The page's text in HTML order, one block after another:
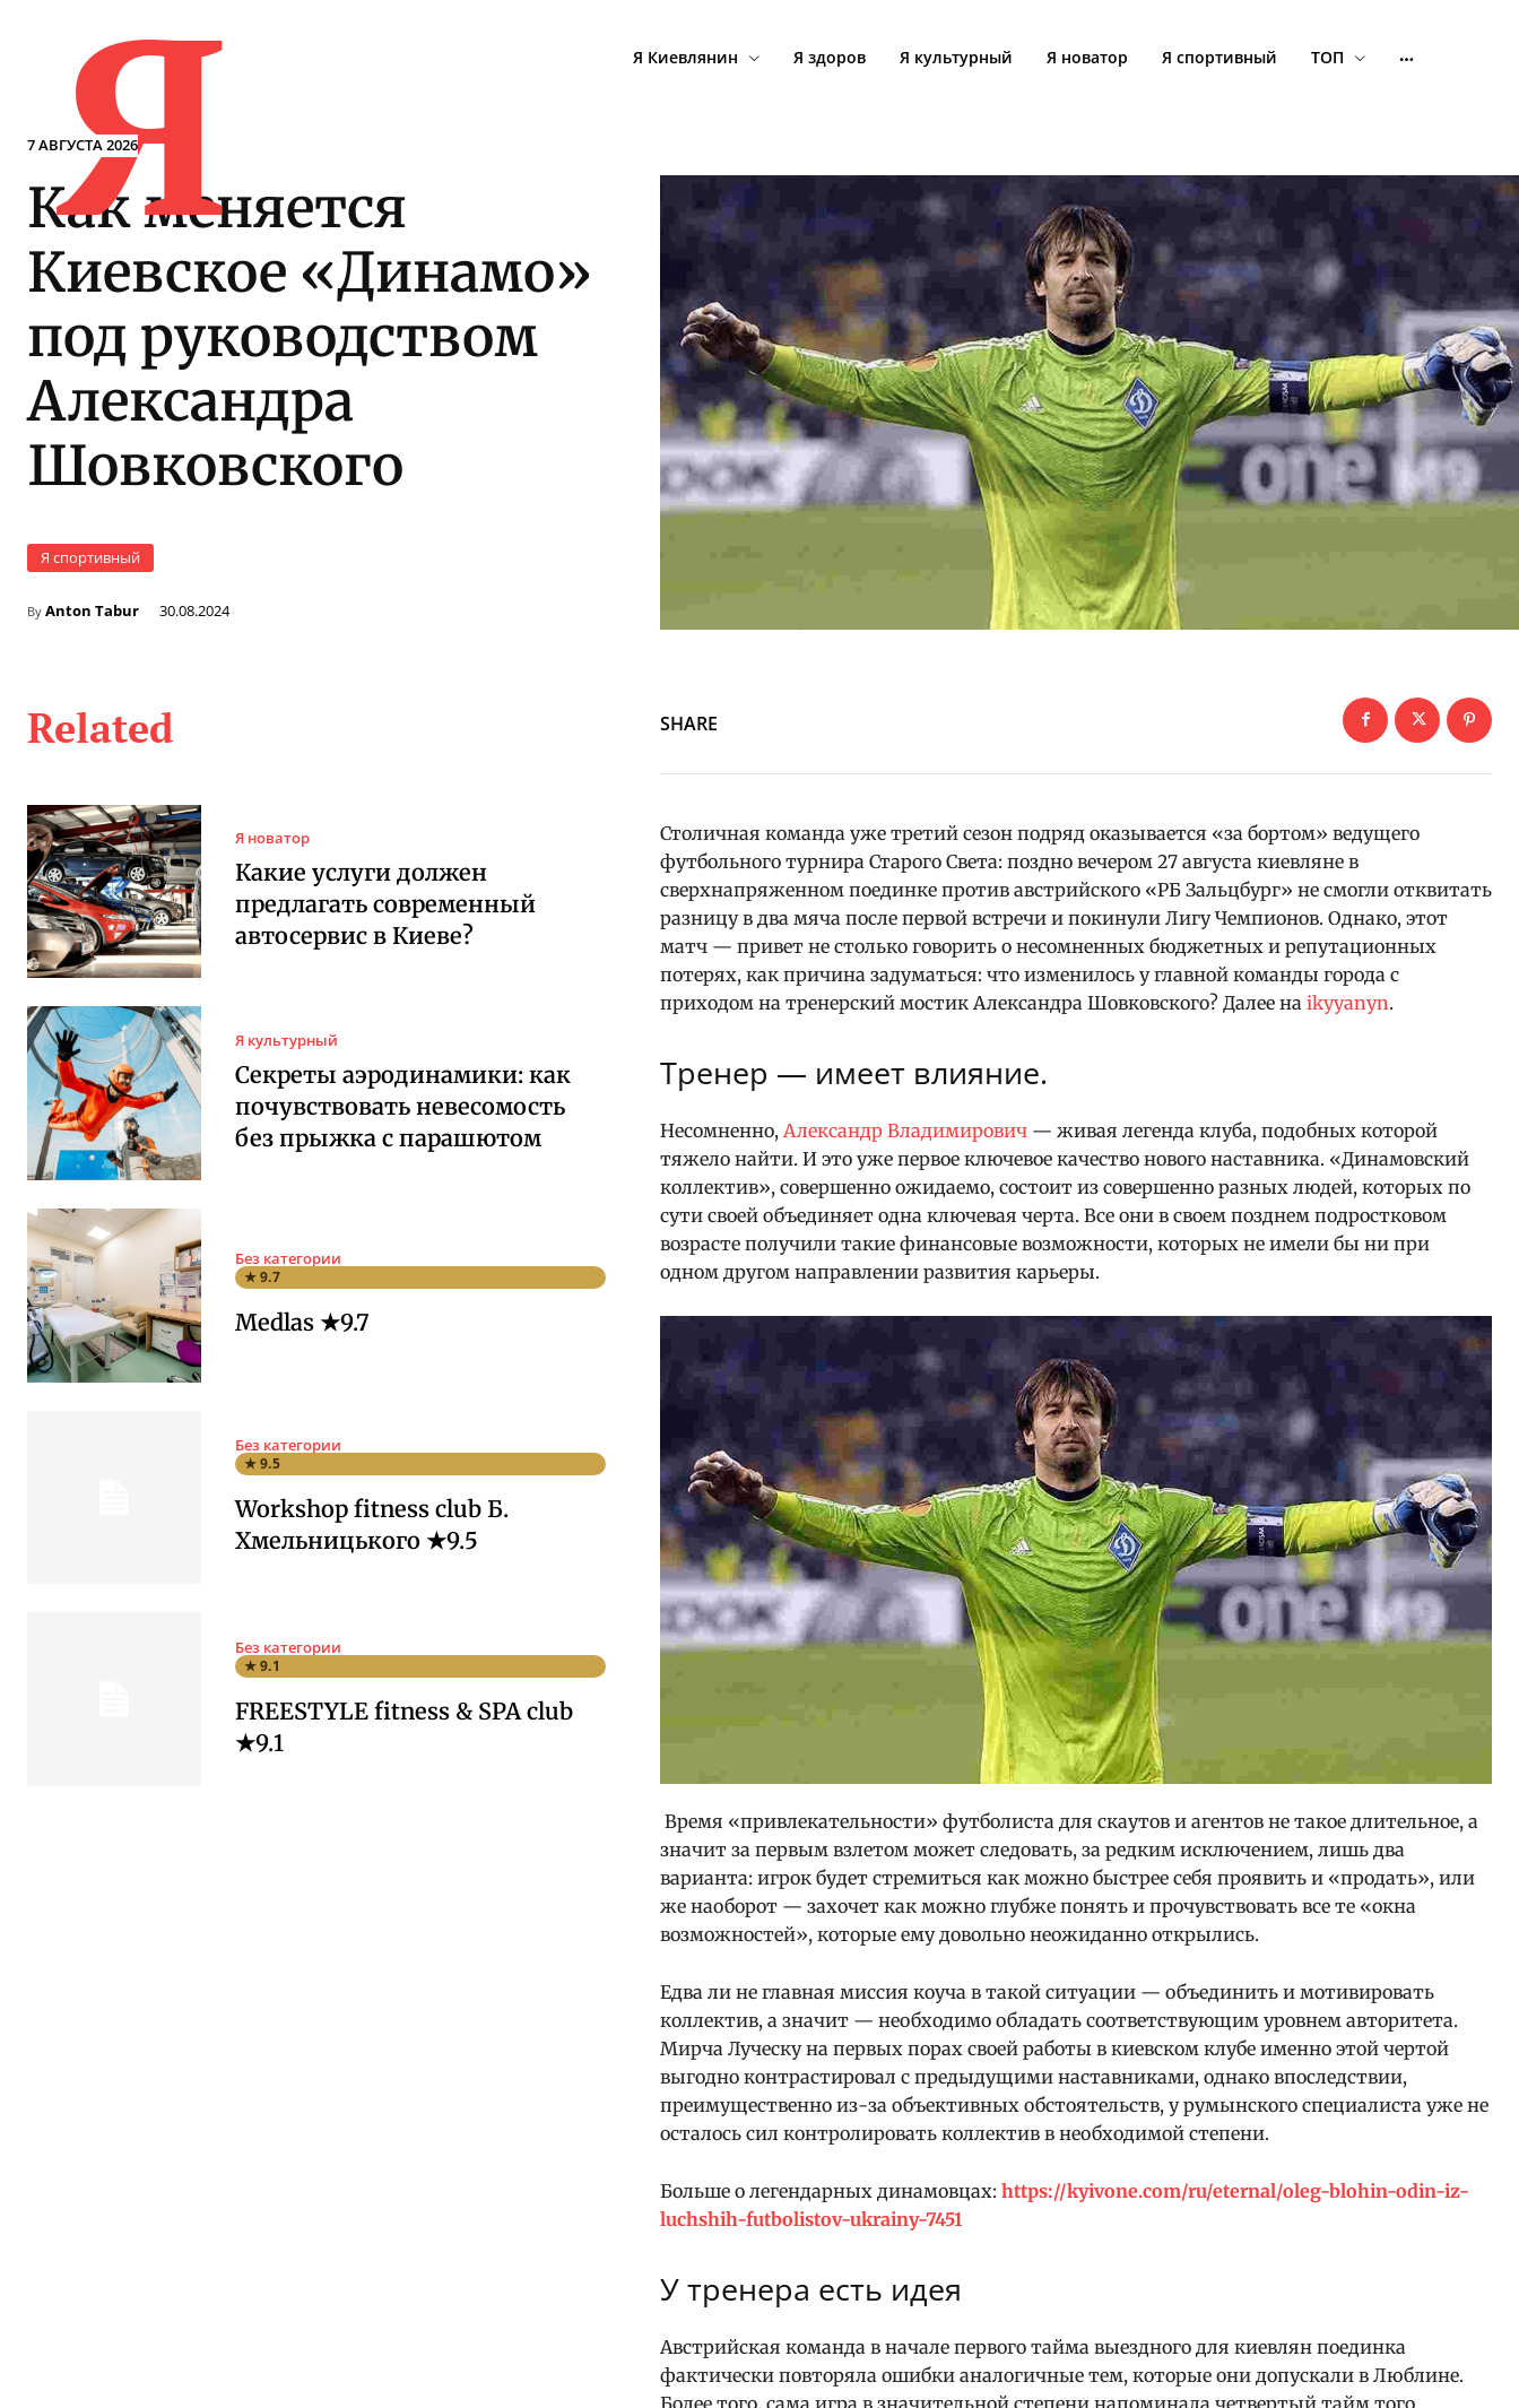
7 АВГУСТА 2026
Я Я Киевлянин Я здоров Я культурный Я новатор Я спортивный ТОП
Как меняется
Киевское «Динамо»
под руководством
Александра
Шовковского
Я спортивный
By Anton Tabur 30.08.2024
Related
Я новатор
Какие услуги должен
предлагать современный
автосервис в Киеве?
Я культурный
Секреты аэродинамики: как
почувствовать невесомость
без прыжка с парашютом
Без категории
★ 9.7
Medlas ★9.7
Без категории
★ 9.5
Workshop fitness club Б.
Хмельницького ★9.5
Без категории
★ 9.1
FREESTYLE fitness & SPA club
★9.1
SHARE
Столичная команда уже третий сезон подряд оказывается «за бортом» ведущего
футбольного турнира Старого Света: поздно вечером 27 августа киевляне в
сверхнапряженном поединке против австрийского «РБ Зальцбург» не смогли отквитать
разницу в два мяча после первой встречи и покинули Лигу Чемпионов. Однако, этот
матч — привет не столько говорить о несомненных бюджетных и репутационных
потерях, как причина задуматься: что изменилось у главной команды города с
приходом на тренерский мостик Александра Шовковского? Далее на ikyyanyn.
Тренер — имеет влияние.
Несомненно, Александр Владимирович — живая легенда клуба, подобных которой
тяжело найти. И это уже первое ключевое качество нового наставника. «Динамовский
коллектив», совершенно ожидаемо, состоит из совершенно разных людей, которых по
сути своей объединяет одна ключевая черта. Все они в своем позднем подростковом
возрасте получили такие финансовые возможности, которых не имели бы ни при
одном другом направлении развития карьеры.
Время «привлекательности» футболиста для скаутов и агентов не такое длительное, а
значит за первым взлетом может следовать, за редким исключением, лишь два
варианта: игрок будет стремиться как можно быстрее себя проявить и «продать», или
же наоборот — захочет как можно глубже понять и прочувствовать все те «окна
возможностей», которые ему довольно неожиданно открылись.
Едва ли не главная миссия коуча в такой ситуации — объединить и мотивировать
коллектив, а значит — необходимо обладать соответствующим уровнем авторитета.
Мирча Луческу на первых порах своей работы в киевском клубе именно этой чертой
выгодно контрастировал с предыдущими наставниками, однако впоследствии,
преимущественно из-за объективных обстоятельств, у румынского специалиста уже не
осталось сил контролировать коллектив в необходимой степени.
Больше о легендарных динамовцах: https://kyivone.com/ru/eternal/oleg-blohin-odin-iz-
luchshih-futbolistov-ukrainy-7451
У тренера есть идея
Австрийская команда в начале первого тайма выездного для киевлян поединка
фактически повторяла ошибки аналогичные тем, которые они допускали в Люблине.
Более того, сама игра в значительной степени напоминала четвертый тайм того